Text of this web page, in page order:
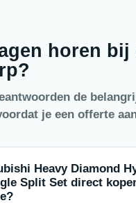
horen bij
de
je een offerte
Heavy Diamond
Split Set direct